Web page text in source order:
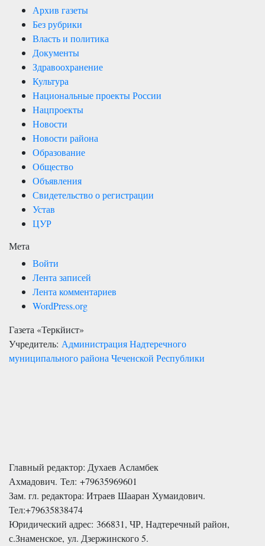
Архив газеты
Без рубрики
Власть и политика
Документы
Здравоохранение
Культура
Национальные проекты России
Нацпроекты
Новости
Новости района
Образование
Общество
Объявления
Свидетельство о регистрации
Устав
ЦУР
Мета
Войти
Лента записей
Лента комментариев
WordPress.org
Газета «Теркйист»
Учредитель: Администрация Надтеречного
муниципального района Чеченской Республики
Главный редактор: Духаев Асламбек
Ахмадович. Тел: +79635969601
Зам. гл. редактора: Итраев Шааран Хумаидович.
Тел:+79635838474
Юридический адрес: 366831, ЧР, Надтеречный район,
с.Знаменское, ул. Дзержинского 5.